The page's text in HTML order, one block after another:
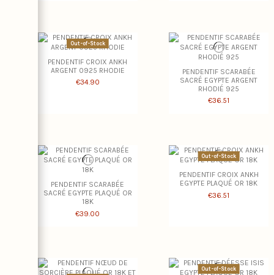
Out-of-Stock
PENDENTIF CROIX ANKH
ARGENT 0925 RHODIE
€34.90
PENDENTIF SCARABÉE
SACRÉ EGYPTE ARGENT
RHODIÉ 925
€36.51
PENDENTIF SCARABÉE
SACRÉ EGYPTE PLAQUÉ OR
18K
€39.00
Out-of-Stock
PENDENTIF CROIX ANKH
EGYPTE PLAQUÉ OR 18K
€36.51
Out-of-Stock